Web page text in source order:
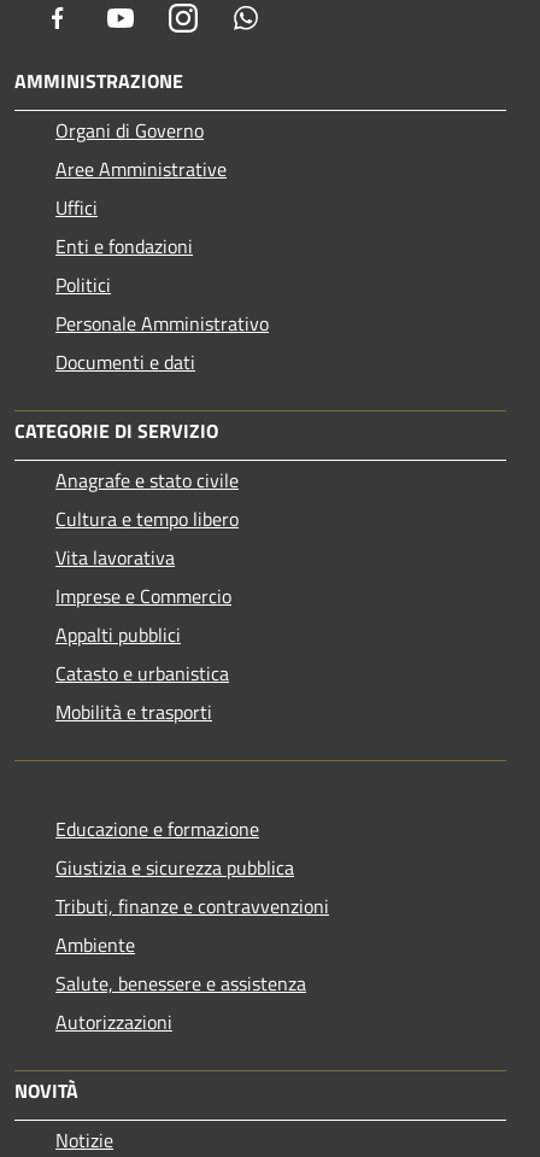
Facebook YoutubeInstagram
AMMINISTRAZIONE
Organi di Governo
Aree Amministrative
Uffici
Enti e fondazioni
Politici
Personale Amministrativo
Documenti e dati
CATEGORIE DI SERVIZIO
Anagrafe e stato civile
Cultura e tempo libero
Vita lavorativa
Imprese e Commercio
Appalti pubblici
Catasto e urbanistica
Mobilità e trasporti
Educazione e formazione
Giustizia e sicurezza pubblica
Tributi, finanze e contravvenzioni
Ambiente
Salute, benessere e assistenza
Autorizzazioni
NOVITÀ
Notizie